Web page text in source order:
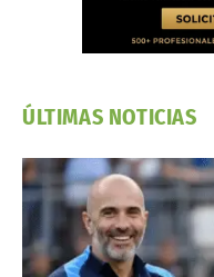
ÚLTIMAS NOTICIAS